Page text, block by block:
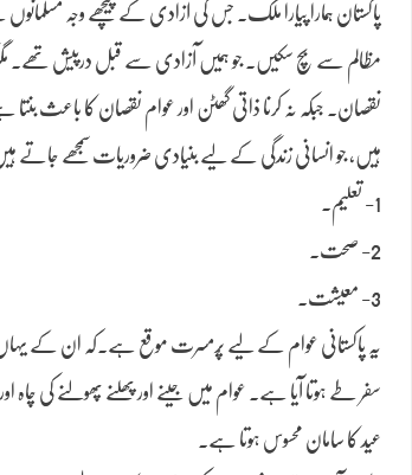
پاکستان ہمارا پیارا ملک۔ جس کی آزادی کے پیچھے وجہ
مظالم سے بچ سکیں۔ جو ہمیں آزادی سے قبل درپیش تھے۔ مگر کیا
نقصان۔ جبکہ نہ کرنا ذاتی گھٹن اور عوام نقصان کا باعث
ہیں، جو انسانی زندگی کے لیے بنیادی ضروریات سمجھے جاتے
1- تعلیم۔
2- صحت۔
3- معیشت۔
یہ پاکستانی عوام کے لیے پُرمسرت موقع ہے۔کہ ان کے یہاں
سفر طے ہوتا آیا ہے۔ عوام میں جینے اور پھلنے پھولنے کی چاہ
عید کا سامان محسوس ہوتا ہے۔